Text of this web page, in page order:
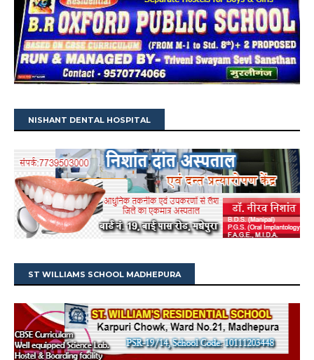
NISHANT DENTAL HOSPITAL
ST WILLIAMS SCHOOL MADHEPURA